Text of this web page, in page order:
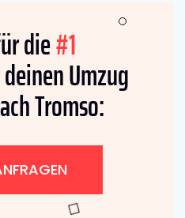
die#1
Umzug
Tromso: